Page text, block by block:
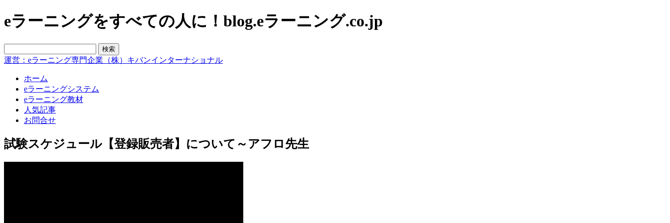
eラーニングをすべての人に！blog.eラーニング.co.jp
運営：eラーニング専門企業（株）キバンインターナショナル
ホーム
eラーニングシステム
eラーニング教材
人気記事
お問合せ
試験スケジュール【登録販売者】について～アフロ先生